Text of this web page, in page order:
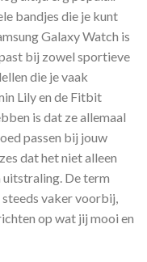
bandjes die je kunt
Galaxy Watch is
bij zowel sportieve
die je vaak
Lily en de Fitbit
is dat ze allemaal
passen bij jouw
dat het niet alleen
uitstraling. De term
vaker voorbij,
op wat jij mooi en